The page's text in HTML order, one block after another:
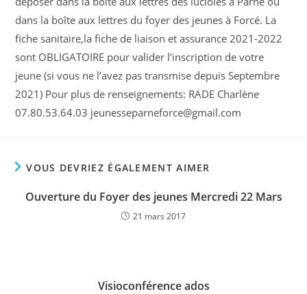
dans la boîte aux lettres du foyer des jeunes à Forcé. La
fiche sanitaire,la fiche de liaison et assurance 2021-2022
sont OBLIGATOIRE pour valider l’inscription de votre
jeune (si vous ne l’avez pas transmise depuis Septembre
2021) Pour plus de renseignements: RADE Charlène
07.80.53.64.03 jeunesseparneforce@gmail.com
VOUS DEVRIEZ ÉGALEMENT AIMER
Ouverture du Foyer des jeunes Mercredi 22 Mars
21 mars 2017
Visioconférence ados